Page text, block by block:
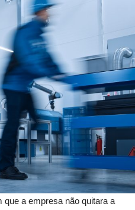
que a empresa não quitara a